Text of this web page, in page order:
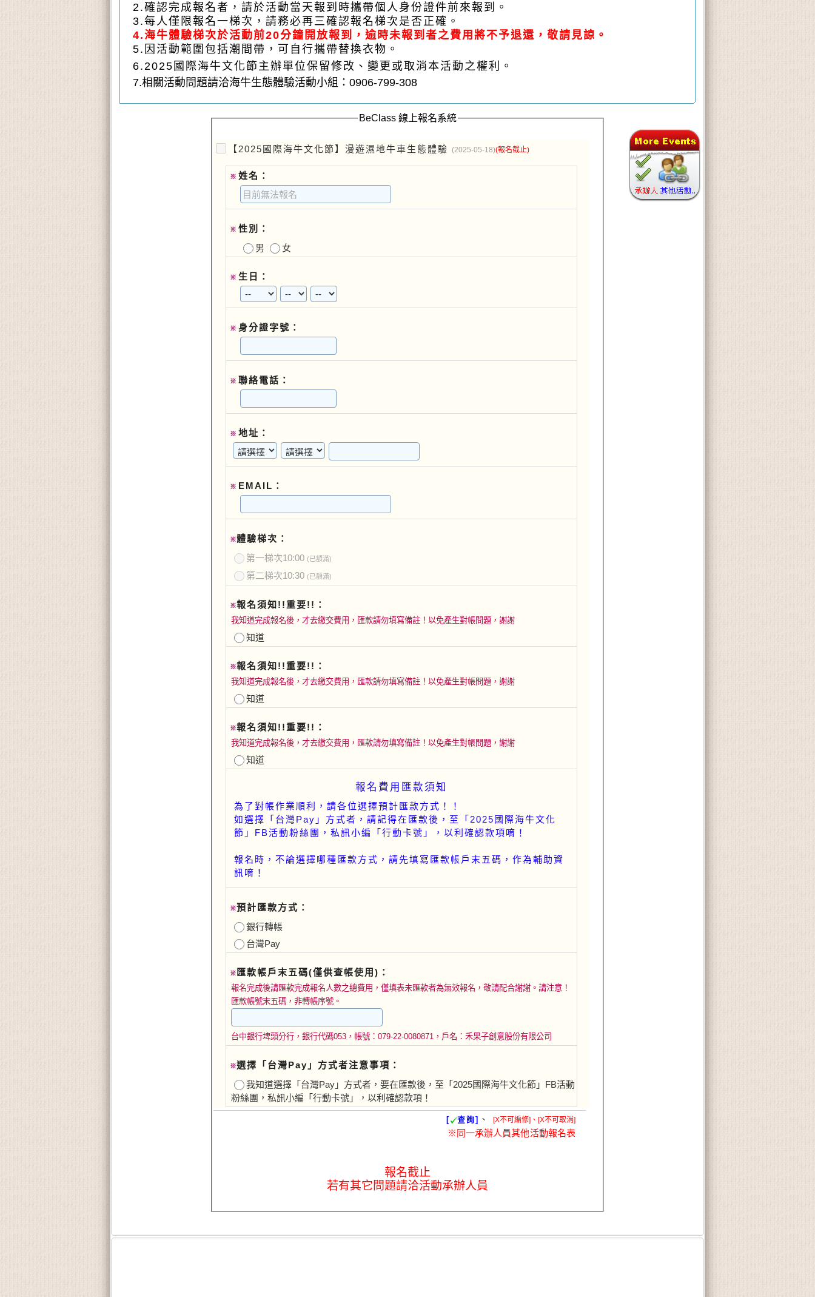
2.確認完成報名者，請於活動當天報到時攜帶個人身份證件前來報到。
3.每人僅限報名一梯次，請務必再三確認報名梯次是否正確。
4.海牛體驗梯次於活動前20分鐘開放報到，逾時未報到者之費用將不予退還，敬請見諒。
5.因活動範圍包括潮間帶，可自行攜帶替換衣物。
6.2025國際海牛文化節主辦單位保留修改、變更或取消本活動之權利。
7.相關活動問題請洽海牛生態體驗活動小組：0906-799-308
BeClass 線上報名系統
【2025國際海牛文化節】漫遊濕地牛車生態體驗 (2025-05-18)(報名截止)
※ 姓名：
※ 性別：
男
女
※ 生日：
※ 身分證字號：
※ 聯絡電話：
※ 地址：
※ EMAIL：
※體驗梯次：
第一梯次10:00 (已額滿)
第二梯次10:30 (已額滿)
※報名須知!!重要!!：
我知道完成報名後，才去繳交費用，匯款請勿填寫備註！以免產生對帳問題，謝謝
知道
※報名須知!!重要!!：
我知道完成報名後，才去繳交費用，匯款請勿填寫備註！以免產生對帳問題，謝謝
知道
※報名須知!!重要!!：
我知道完成報名後，才去繳交費用，匯款請勿填寫備註！以免產生對帳問題，謝謝
知道
報名費用匯款須知
為了對帳作業順利，請各位選擇預計匯款方式！！
如選擇「台灣Pay」方式者，請記得在匯款後，至「2025國際海牛文化
節」FB活動粉絲團，私訊小編「行動卡號」，以利確認款項唷！
報名時，不論選擇哪種匯款方式，請先填寫匯款帳戶末五碼，作為輔助資
訊唷！
※預計匯款方式：
銀行轉帳
台灣Pay
※ 匯款帳戶末五碼(僅供查帳使用)：
報名完成後請匯款完成報名人數之總費用，僅填表未匯款者為無效報名，敬請配合謝謝。請注意！
匯款帳號末五碼，非轉帳序號。
台中銀行埤頭分行，銀行代碼053，帳號：079-22-0080871，戶名：禾果子創意股份有限公司
※選擇「台灣Pay」方式者注意事項：
我知道選擇「台灣Pay」方式者，要在匯款後，至「2025國際海牛文化節」FB活動
粉絲團，私訊小編「行動卡號」，以利確認款項！
[ 查詢] 、 [X不可編修]、[X不可取消]
※同一承辦人員其他活動報名表
報名截止
若有其它問題請洽活動承辦人員